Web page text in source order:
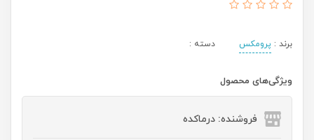
برند : پرومکس دسته :
ویژگی‌های محصول
فروشنده: درماکده